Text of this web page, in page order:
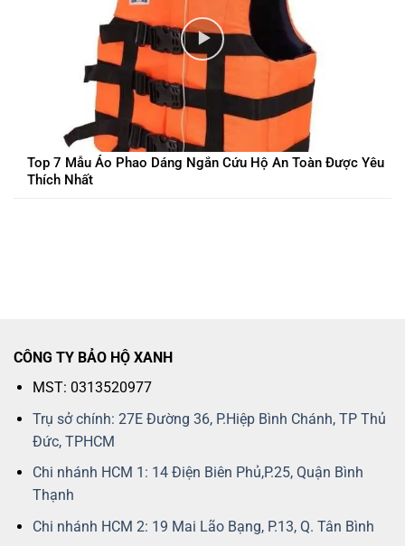
Top 7 Mẫu Áo Phao Dáng Ngắn Cứu Hộ An Toàn Được Yêu
Thích Nhất
CÔNG TY BẢO HỘ XANH
MST: 0313520977
Trụ sở chính: 27E Đường 36, P.Hiệp Bình Chánh, TP Thủ
Đức, TPHCM
Chi nhánh HCM 1: 14 Điện Biên Phủ,P.25, Quận Bình
Thạnh
Chi nhánh HCM 2: 19 Mai Lão Bạng, P.13, Q. Tân Bình